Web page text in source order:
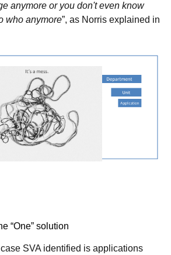
anymore or you don't even know
who anymore”, as Norris explained in
“One” solution
SVA identified is applications